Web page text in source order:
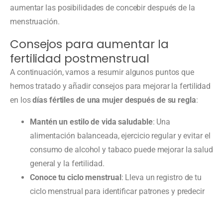
aumentar las posibilidades de concebir después de la
menstruación.
Consejos para aumentar la
fertilidad postmenstrual
A continuación, vamos a resumir algunos puntos que
hemos tratado y añadir consejos para mejorar la fertilidad
en losdías fértiles de una mujer después de su regla:
Mantén un estilo de vida saludable: Una
alimentación balanceada, ejercicio regular y evitar el
consumo de alcohol y tabaco puede mejorar la salud
general y la fertilidad.
Conoce tu ciclo menstrual : Lleva un registro de tu
ciclo menstrual para identificar patrones y predecir